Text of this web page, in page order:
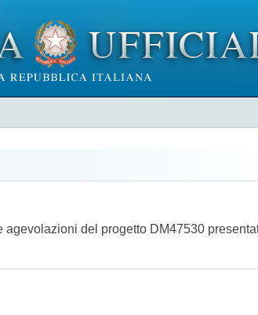
del progetto DM47530